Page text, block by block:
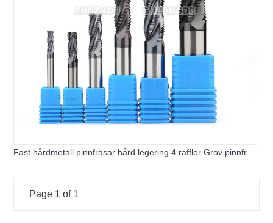
Fast hårdmetall pinnfräsar hård legering 4 räfflor Grov pinnfräs
Page 1 of 1